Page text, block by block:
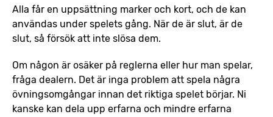
Alla får en uppsättning marker och kort, och de kan
användas under spelets gång. När de är slut, är de
slut, så försök att inte slösa dem.
Om någon är osäker på reglerna eller hur man spelar,
fråga dealern. Det är inga problem att spela några
övningsomgångar innan det riktiga spelet börjar. Ni
kanske kan dela upp erfarna och mindre erfarna